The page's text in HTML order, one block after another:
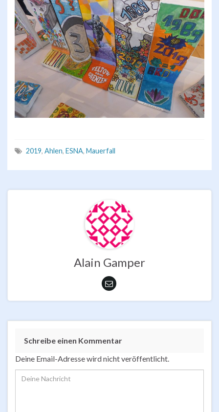
2019, Ahlen, ESNA, Mauerfall
Alain Gamper
Schreibe einen Kommentar
Deine Email-Adresse wird nicht veröffentlicht.